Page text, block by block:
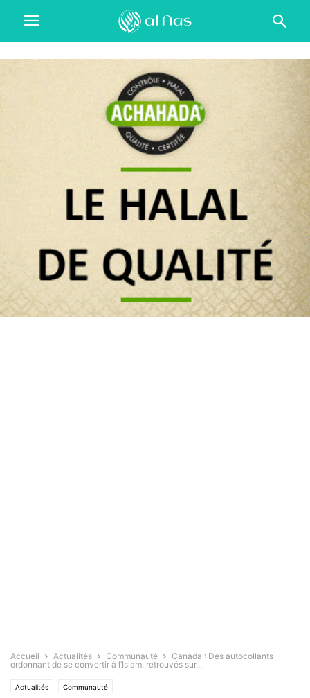
Accueil Actualités Communauté
Canada : Des autocollants
ordonnant de se convertir à l’Islam, retrouvés sur...
Actualités Communauté